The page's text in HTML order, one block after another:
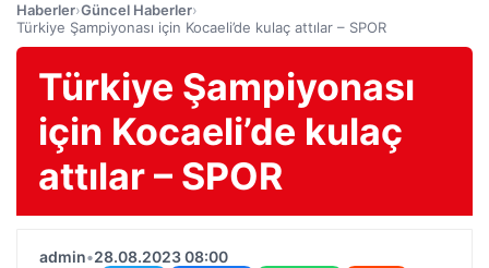
Haberler›Güncel Haberler›
Türkiye Şampiyonası için Kocaeli’de kulaç attılar – SPOR
Türkiye Şampiyonası
için Kocaeli’de kulaç
attılar – SPOR
admin•28.08.2023 08:00